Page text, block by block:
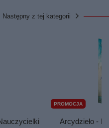
Następny z tej kategorii
PROMOCJA
Arcydzieło -